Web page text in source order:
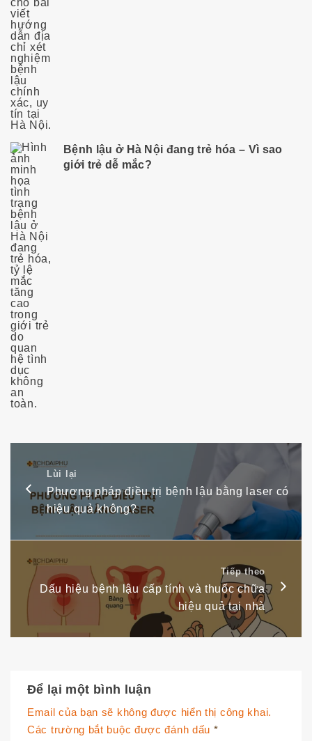
Bệnh lậu ở Hà Nội đang trẻ hóa – Vì sao
giới trẻ dễ mắc?
Lùi lại
Phương pháp điều trị bệnh lậu bằng laser có
hiệu quả không?
Tiếp theo
Dấu hiệu bệnh lậu cấp tính và thuốc chữa
hiệu quả tại nhà
Để lại một bình luận
Email của bạn sẽ không được hiển thị công khai.
Các trường bắt buộc được đánh dấu *